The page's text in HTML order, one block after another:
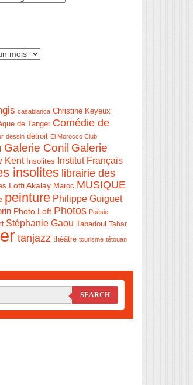
casablanca Christine Keyeux
de Tanger Comédie de
dessin détroit El Morocco Club
Galerie Conil Galerie
Kent Insolites
Institut Français
insolites librairie des
Lotfi Akalay Maroc MUSIQUE
peinture Philippe Guiguet
Photo Loft Photos Poésie
Stéphanie Gaou Tabadoul Tahar
tanjazz théâtre tourisme tétouan
SEARCH